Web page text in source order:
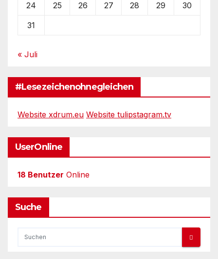
24 25 26 27 28 29 30
31
« Juli
#Lesezeichenohnegleichen
Website xdrum.eu Website tulipstagram.tv
UserOnline
18 Benutzer Online
Suche